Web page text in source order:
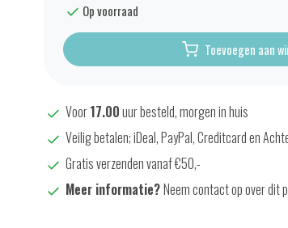
Op voorraad
Toevoegen aan
Voor17.00uur besteld, morgen in huis
Veilig betalen; iDeal, PayPal, Creditcard en
Gratis verzenden vanaf €50,-
Meer informatie?Neem contact op over dit